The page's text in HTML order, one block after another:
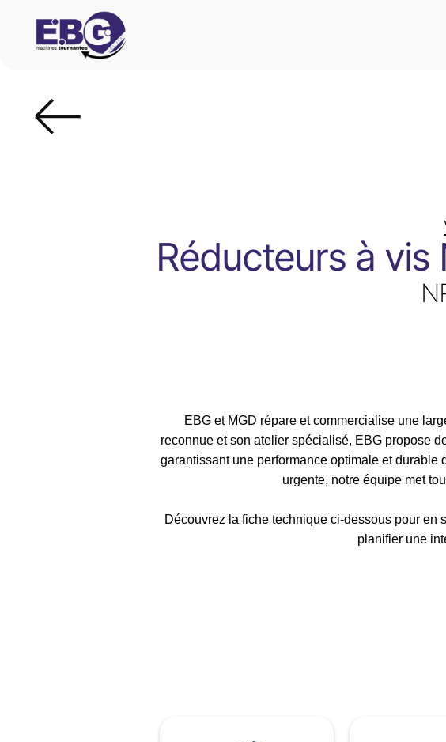
Réducteurs à vis
EBG et MGD répare et commercialise une
reconnue et son atelier spécialisé, EBG propose
garantissant une performance optimale et durable
urgente, notre équipe met
Découvrez la fiche technique ci-dessous pour en
planifier une